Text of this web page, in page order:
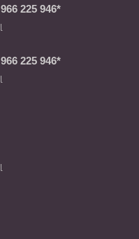
966 225 946*
966 225 946*